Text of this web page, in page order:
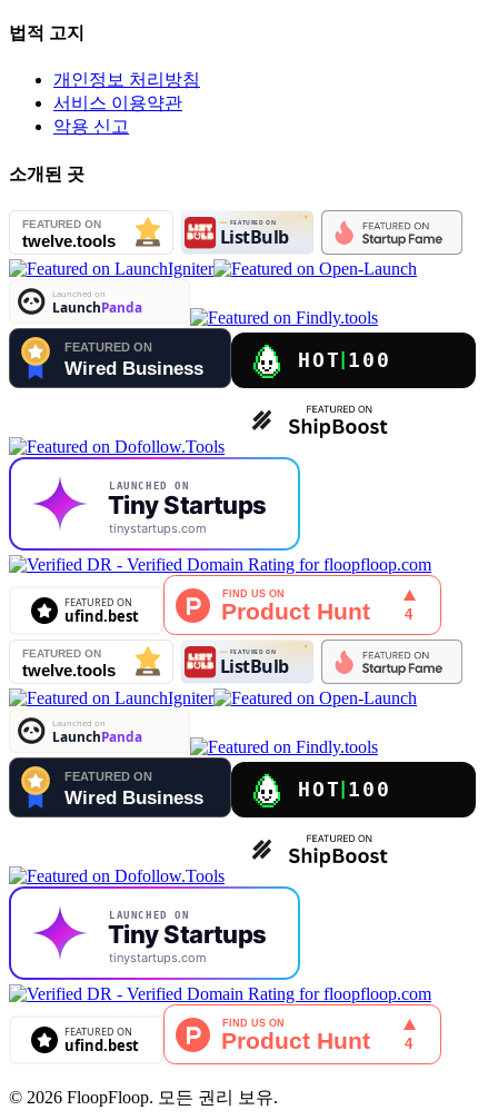
법적 고지
개인정보 처리방침
서비스 이용약관
악용 신고
소개된 곳
© 2026 FloopFloop. 모든 권리 보유.